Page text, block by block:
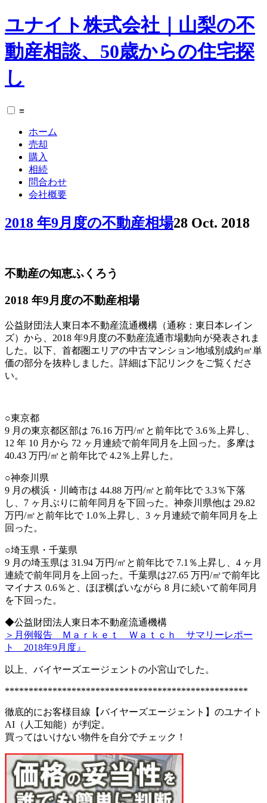
ユナイト株式会社｜山梨の不
動産相談、50歳からの住宅探
し
≡
ホーム
売却
購入
相続
問合わせ
会社概要
2018 年9月度の不動産相場28 Oct. 2018
不動産の知恵ふくろう
2018 年9月度の不動産相場
公益財団法人東日本不動産流通機構（通称：東日本レイン
ズ）から、2018 年9月度の不動産流通市場動向が発表されま
した。以下、首都圏エリアの中古マンション地域別成約㎡単
価の部分を抜粋しました。詳細は下記リンクをご覧くださ
い。
○東京都
9 月の東京都区部は 76.16 万円/㎡と前年比で 3.6％上昇し、
12 年 10 月から 72 ヶ月連続で前年同月を上回った。多摩は
40.43 万円/㎡と前年比で 4.2％上昇した。
○神奈川県
9 月の横浜・川崎市は 44.88 万円/㎡と前年比で 3.3％下落
し、7 ヶ月ぶりに前年同月を下回った。神奈川県他は 29.82
万円/㎡と前年比で 1.0％上昇し、3 ヶ月連続で前年同月を上
回った。
○埼玉県・千葉県
9 月の埼玉県は 31.94 万円/㎡と前年比で 7.1％上昇し、4 ヶ月
連続で前年同月を上回った。千葉県は27.65 万円/㎡で前年比
マイナス 0.6％と、ほぼ横ばいながら 8 月に続いて前年同月
を下回った。
◆公益財団法人東日本不動産流通機構
＞月例報告 Ｍａｒｋｅｔ Ｗａｔｃｈ サマリーレポー
ト 2018年9月度』
以上、バイヤーズエージェントの小宮山でした。
***************************************************
徹底的にお客様目線【バイヤーズエージェント】のユナイト
AI（人工知能）が判定。
買ってはいけない物件を自分でチェック！